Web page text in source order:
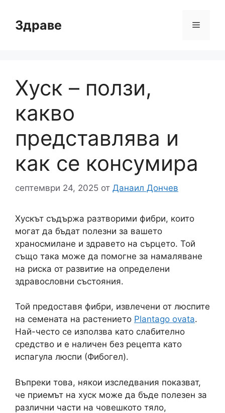
съдържанието
Здраве Меню
Хуск – ползи,
какво
представлява и
как се консумира
септември 24, 2025 от Данаил Дончев
Хускът съдържа разтворими фибри, които
могат да бъдат полезни за вашето
храносмилане и здравето на сърцето. Той
също така може да помогне за намаляване
на риска от развитие на определени
здравословни състояния.
Той предоставя фибри, извлечени от люспите
на семената на растението Plantago ovata.
Най-често се използва като слабително
средство и е наличен без рецепта като
испагула люспи (Фибогел).
Въпреки това, някои изследвания показват,
че приемът на хуск може да бъде полезен за
различни части на човешкото тяло,